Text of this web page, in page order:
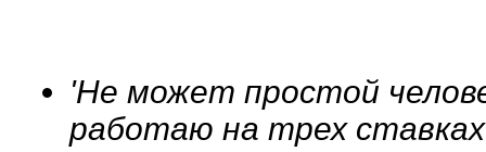
'Не может простой
работаю на трех